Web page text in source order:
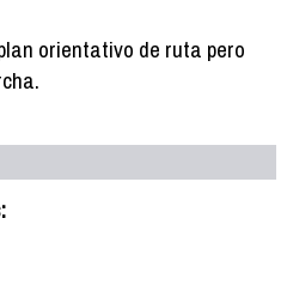
orientativo de ruta pero